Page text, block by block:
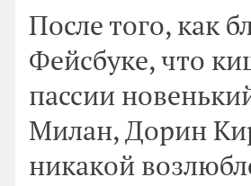
После того, как
Фейсбуке, что
пассии
Милан, Дорин
никакой